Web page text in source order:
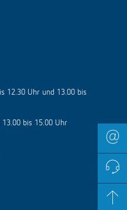
12.30 Uhr und 13.00 bis
bis 15.00 Uhr